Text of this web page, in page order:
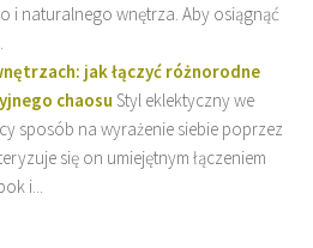
i naturalnego wnętrza. Aby osiągnąć
jak łączyć różnorodne
chaosu Styl eklektyczny we
sposób na wyrażenie siebie poprzez
się on umiejętnym łączeniem
i...